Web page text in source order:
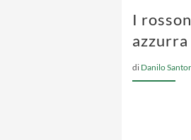
I
azzurra
di Danilo